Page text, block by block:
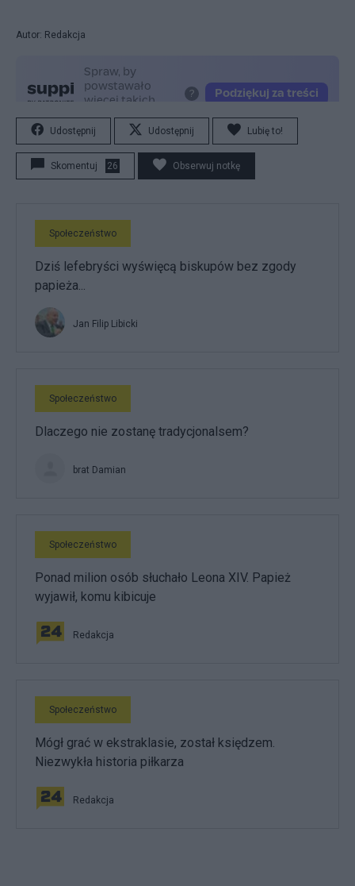
Autor: Redakcja
Udostępnij Udostępnij Lubię to!
Skomentuj 26 Obserwuj notkę
Społeczeństwo
Dziś lefebryści wyświęcą biskupów bez zgody
papieża...
Jan Filip Libicki
Społeczeństwo
Dlaczego nie zostanę tradycjonalsem?
brat Damian
Społeczeństwo
Ponad milion osób słuchało Leona XIV. Papież
wyjawił, komu kibicuje
Redakcja
Społeczeństwo
Mógł grać w ekstraklasie, został księdzem.
Niezwykła historia piłkarza
Redakcja